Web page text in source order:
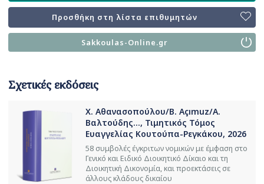
Προσθήκη στη λίστα επιθυμητών
Sakkoulas-Online.gr
Σχετικές εκδόσεις
Χ. Αθανασοπούλου/B. Açımuz/Α.
Βαλτούδης..., Τιμητικός Τόμος
Ευαγγελίας Κουτούπα-Ρεγκάκου, 2026
58 συμβολές έγκριτων νομικών με έμφαση στο
Γενικό και Ειδικό Διοικητικό Δίκαιο και τη
Διοικητική Δικονομία, και προεκτάσεις σε
άλλους κλάδους δικαίου